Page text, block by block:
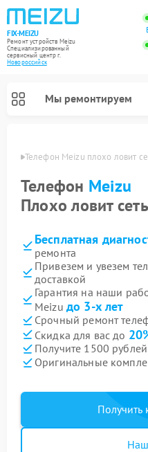
FIX-MEIZU
Ремонт устройств Meizu
Специализированный
cервисный центр г.
Новороссийск
Мы ремонтируем
Телефон Meizu плохо ловит
Телефон Meizu
Плохо ловит сеть
Бесплатная
ремонта
Привезем и увезем
доставкой
Гарантия на наши
Meizu до 3-х лет
Срочный ремонт
Скидка для вас до
Получите 1500
Оригинальные
Получить